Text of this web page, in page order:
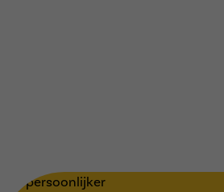
Iets persoonlijker